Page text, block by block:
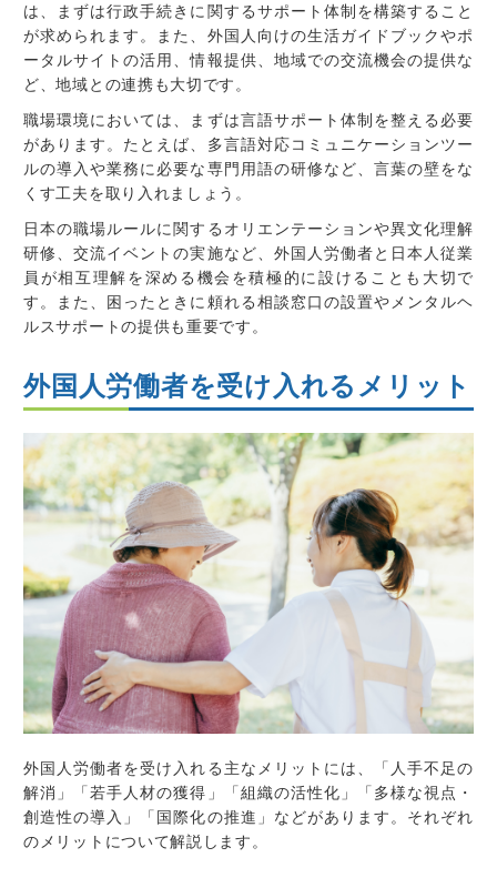
は、まずは行政手続きに関するサポート体制を構築すること
が求められます。また、外国人向けの生活ガイドブックやポ
ータルサイトの活用、情報提供、地域での交流機会の提供な
ど、地域との連携も大切です。
職場環境においては、まずは言語サポート体制を整える必要
があります。たとえば、多言語対応コミュニケーションツー
ルの導入や業務に必要な専門用語の研修など、言葉の壁をな
くす工夫を取り入れましょう。
日本の職場ルールに関するオリエンテーションや異文化理解
研修、交流イベントの実施など、外国人労働者と日本人従業
員が相互理解を深める機会を積極的に設けることも大切で
す。また、困ったときに頼れる相談窓口の設置やメンタルヘ
ルスサポートの提供も重要です。
外国人労働者を受け入れるメリット
外国人労働者を受け入れる主なメリットには、「人手不足の
解消」「若手人材の獲得」「組織の活性化」「多様な視点・
創造性の導入」「国際化の推進」などがあります。それぞれ
のメリットについて解説します。